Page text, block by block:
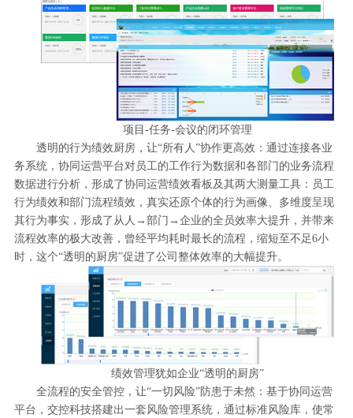
项目-任务-会议的闭环管理
透明的行为绩效厨房，让“所有人”协作更高效：通过连接各业
务系统，协同运营平台对员工的工作行为数据和各部门的业务流程
数据进行分析，形成了协同运营绩效看板及其两大测量工具：员工
行为绩效和部门流程绩效，真实还原个体的行为画像、多维度呈现
其行为事实，形成了从人→部门→企业的全员效率大提升，并带来
流程效率的极大改善，曾经平均耗时最长的流程，缩短至不足6小
时，这个“透明的厨房”促进了公司整体效率的大幅提升。
绩效管理犹如企业“透明的厨房”
全流程的安全管控，让“一切风险”防患于未然：基于协同运营
平台，交控科技搭建出一套风险管理系统，通过标准风险库，使常